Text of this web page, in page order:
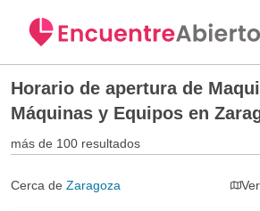
Horario de apertura de
Máquinas y Equipos en
más de 100 resultados
Cerca de Zaragoza